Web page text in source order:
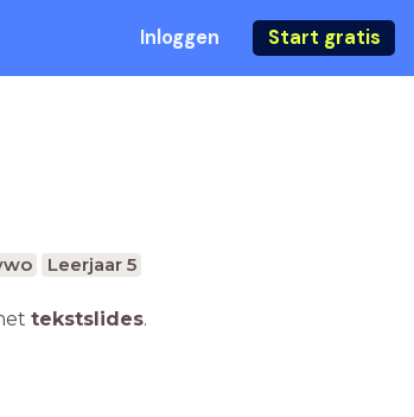
Inloggen Start gratis
Leerjaar 5
tekstslides.